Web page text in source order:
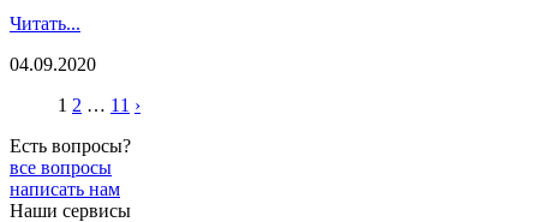
Читать...
04.09.2020
1 2 … 11 ›
Есть вопросы?
все вопросы
написать нам
Наши сервисы